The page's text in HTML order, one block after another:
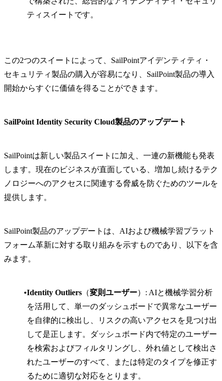
ティスイートです。
この2つのスイートによって、SailPointアイデンティティ・
セキュリティ製品の購入が容易になり、SailPoint製品の導入
開始からすぐに価値を得ることができます。
SailPoint Identity Security Cloud製品のアップデート
SailPointは新しい製品スイートに加え、一連の新機能も発表
します。現在のビジネスが直面している、増加し続けるテク
ノロジーへのアクセスに関連する脅威を防ぐためのツールを
提供します。
SailPoint製品のアップデートは、AIおよび機械学習プラット
フォーム革新に対する取り組みを示すものであり、以下を含
みます。
Identity Outliers （変則ユーザー）: AIと機械学習分析
を活用して、単一のダッシュボードで異常なユーザー
を自律的に検出し、リスクの高いアクセスを見つけ出
して是正します。ダッシュボード内で特定のユーザー
を検索およびフィルタリングし、外れ値として検出さ
れたユーザーのすべて、または特定のタイプを修正す
るために適切な対応をとります。